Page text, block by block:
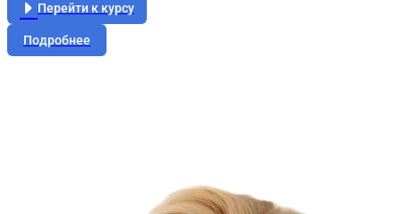
Перейти к курсу
Подробнее